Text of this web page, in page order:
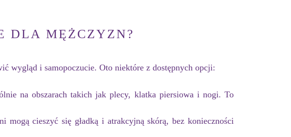
DLA MĘŻCZYZN?
wygląd i samopoczucie. Oto niektóre z dostępnych opcji:
na obszarach takich jak plecy, klatka piersiowa i nogi. To
mogą cieszyć się gładką i atrakcyjną skórą, bez konieczności